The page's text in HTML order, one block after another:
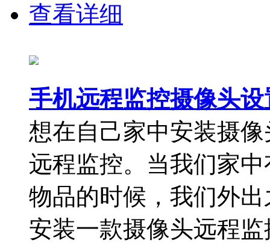
查看详细
手机远程监控摄像头
想在自己家中安装摄
远程监控。当我们家
物品的时候，我们外
安装一款摄像头远程